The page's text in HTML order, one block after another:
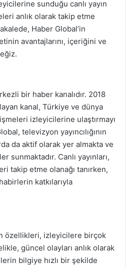
sunduğu canlı yayın
anlık olarak takip etme
Haber Global’in
avantajlarını, içeriğini ve
bir haber kanalıdır. 2018
kanal, Türkiye ve dünya
izleyicilerine ulaştırmayı
televizyon yayıncılığının
da aktif olarak yer almakta ve
Canlı yayınları,
takip etme olanağı tanırken,
katkılarıyla
özellikleri, izleyicilere birçok
güncel olayları anlık olarak
bilgiye hızlı bir şekilde